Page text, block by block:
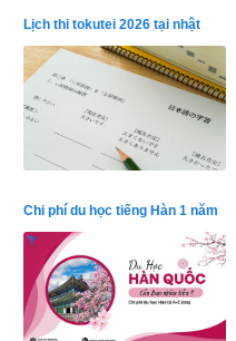
Lịch thi tokutei 2026 tại nhật
Chi phí du học tiếng Hàn 1 năm